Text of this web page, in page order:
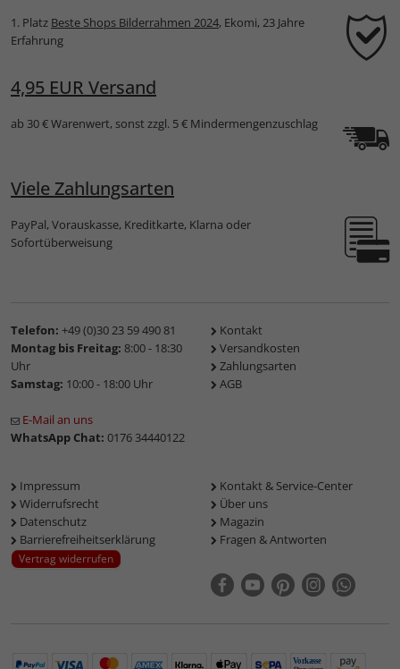
1. Platz Beste Shops Bilderrahmen 2024, Ekomi, 23 Jahre
Erfahrung
4,95 EUR Versand
ab 30 € Warenwert, sonst zzgl. 5 € Mindermengenzuschlag
Viele Zahlungsarten
PayPal, Vorauskasse, Kreditkarte, Klarna oder
Sofortüberweisung
Telefon: +49 (0)30 23 59 490 81
Montag bis Freitag: 8:00 - 18:30
Uhr
Samstag: 10:00 - 18:00 Uhr
E-Mail an uns
WhatsApp Chat: 0176 34440122
Kontakt
Versandkosten
Zahlungsarten
AGB
Impressum
Widerrufsrecht
Datenschutz
Barrierefreiheitserklärung
Vertrag widerrufen
Kontakt & Service-Center
Über uns
Magazin
Fragen & Antworten